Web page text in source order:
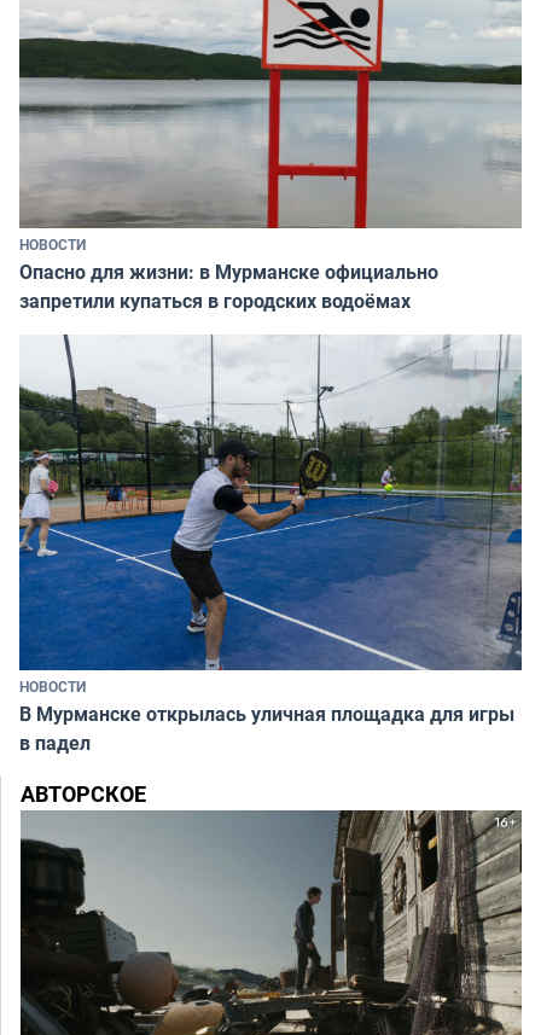
НОВОСТИ
Опасно для жизни: в Мурманске официально
запретили купаться в городских водоёмах
НОВОСТИ
В Мурманске открылась уличная площадка для игры
в падел
АВТОРСКОЕ